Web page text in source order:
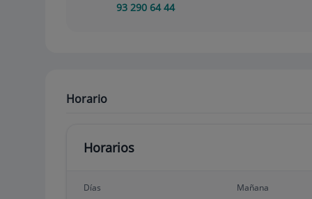
93 290 64 44
Horario
Horarios
Días Mañana